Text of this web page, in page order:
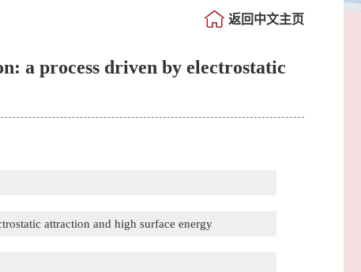
返回中文主页
a process driven by electrostatic
attraction and high surface energy